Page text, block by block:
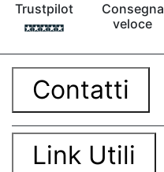
Trustpilot
Consegna
veloce
Contatti
Link Utili